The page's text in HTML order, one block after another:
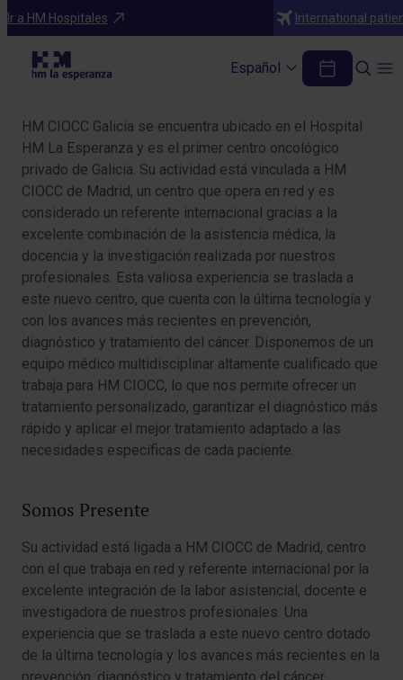
Ir a HM Hospitales International
Español
Especialidades
Oncología
Tabla de contenidos
HM CIOCC Galicia se encuentra ubicado en el Hospital
HM La Esperanza y es el primer centro oncológico
privado de Galicia. Su actividad está vinculada a HM
CIOCC de Madrid, un centro que opera en red y es
considerado un referente internacional gracias a la
excelente combinación de la asistencia médica, la
docencia y la investigación realizada por nuestros
profesionales. Esta valiosa experiencia se traslada a
este nuevo centro, que cuenta con la última tecnología y
con los avances más recientes en prevención,
diagnóstico y tratamiento del cáncer. Disponemos de un
equipo médico multidisciplinar altamente cualificado que
trabaja para HM CIOCC, lo que nos permite ofrecer un
tratamiento personalizado, garantizar el diagnóstico más
rápido y aplicar el mejor tratamiento adaptado a las
necesidades específicas de cada paciente.
Somos Presente
Su actividad está ligada a HM CIOCC de Madrid, centro
con el que trabaja en red y referente internacional por la
excelente integración de la labor asistencial, docente e
investigadora de nuestros profesionales. Una
experiencia que se traslada a este nuevo centro dotado
de la última tecnología y los avances más recientes en la